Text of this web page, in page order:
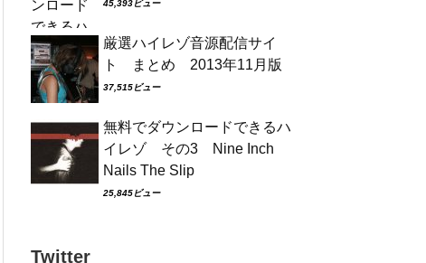
45,393ビュー
厳選ハイレゾ音源配信サイ
ト まとめ 2013年11月版
37,515ビュー
無料でダウンロードできるハ
イレゾ その3 Nine Inch
Nails The Slip
25,845ビュー
Twitter